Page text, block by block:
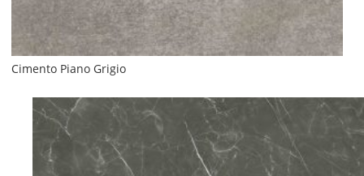
Cimento Piano Grigio